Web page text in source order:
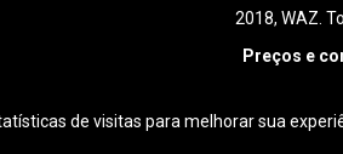
2018, WAZ.
Preços e
de visitas para melhorar sua